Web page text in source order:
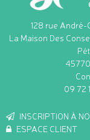
128 rue André-
La Maison Des
45770
09 72
INSCRIPTION À
ESPACE CLIENT